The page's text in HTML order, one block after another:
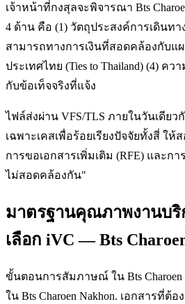
เจ้าหน้าที่กงสุลจะพิจารณา Bts
4 ด้าน คือ (1) วัตถุประสงค์การเดินทา
สามารถทางการเงินที่สอดคล้องกับแ
ประเทศไทย (Ties to Thailand) (4) ค
กับข้อเท็จจริงที่แจ้ง
ไฟล์ส่งผ่าน VFS/TLS ภายในวันเดียวกั
เฉพาะเคสเพื่อร้อยเรียงปัจจัยทั้งสี่ ใ
การขอเอกสารเพิ่มเติม (RFE) และกา
ไม่สอดคล้องกัน"
มาตรฐานคุณภาพงานบริ
เลือก iVC — Bts
ขั้นตอนการสัมภาษณ์ ใน Bts Charoen
ใน Bts Charoen Nakhon. เอกสารที่ต้อ